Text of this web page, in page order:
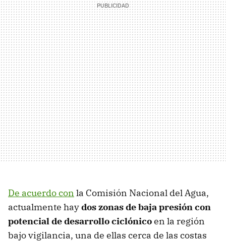
De acuerdo con la Comisión Nacional del Agua,
actualmente haydos zonas de baja presión con
potencial de desarrollo ciclónicoen la región
bajo vigilancia, una de ellas cerca de las costas